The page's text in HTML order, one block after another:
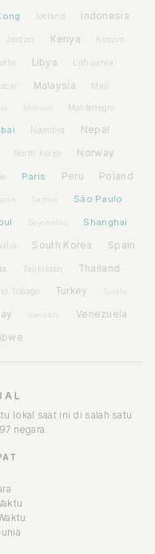
Iceland Indonesia
Jordan Kenya Kosovo
Libya Lithuania
Malaysia Mali
Monaco Montenegro
Namibia Nepal
North Korea Norway
Paris Peru Poland
Samoa São Paulo
Seychelles Shanghai
South Korea Spain
Tajikistan Thailand
Tobago Turkey Tuvalu
Vanuatu Venezuela
lokal saat ini di salah satu
negara.